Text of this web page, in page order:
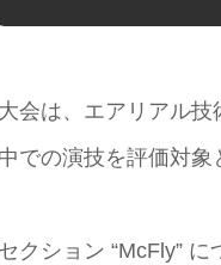
会は、エアリアル技
での演技を評価対象
クション “McFly”